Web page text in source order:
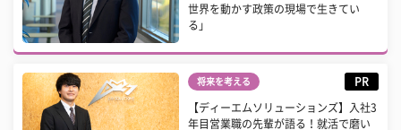
世界を動かす政策の現場で生きてい
る」
将来を考える PR
【ディーエムソリューションズ】入社3
年目営業職の先輩が語る！就活で磨い